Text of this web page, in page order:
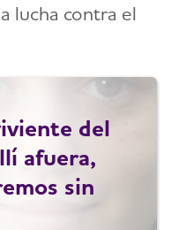
lucha contra el
del
afuera,
sin